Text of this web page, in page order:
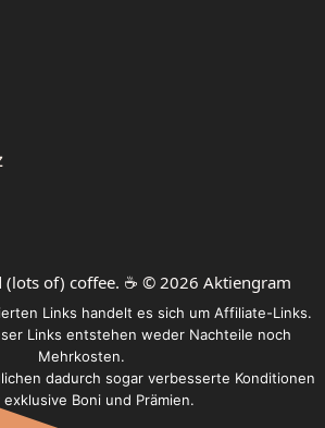
of) coffee. ☕️ © 2026 Aktiengram
Links handelt es sich um Affiliate-Links.
Links entstehen weder Nachteile noch
Mehrkosten.
dadurch sogar verbesserte Konditionen
Boni und Prämien.